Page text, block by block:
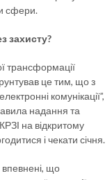
сфери.
захисту?
трансформації
це тим, що з
комунікації”,
надання та
на відкритому
і чекати січня.
що